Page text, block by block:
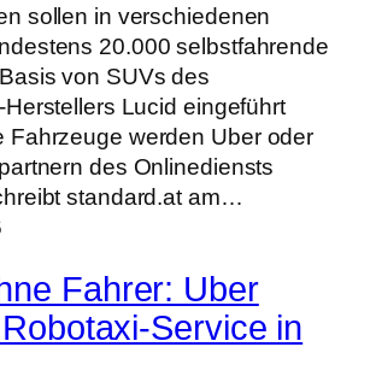
sollen in verschiedenen
20.000 selbstfahrende
von SUVs des
Lucid eingeführt
Fahrzeuge werden Uber oder
des Onlinediensts
standard.at am…
Fahrer: Uber
Service in